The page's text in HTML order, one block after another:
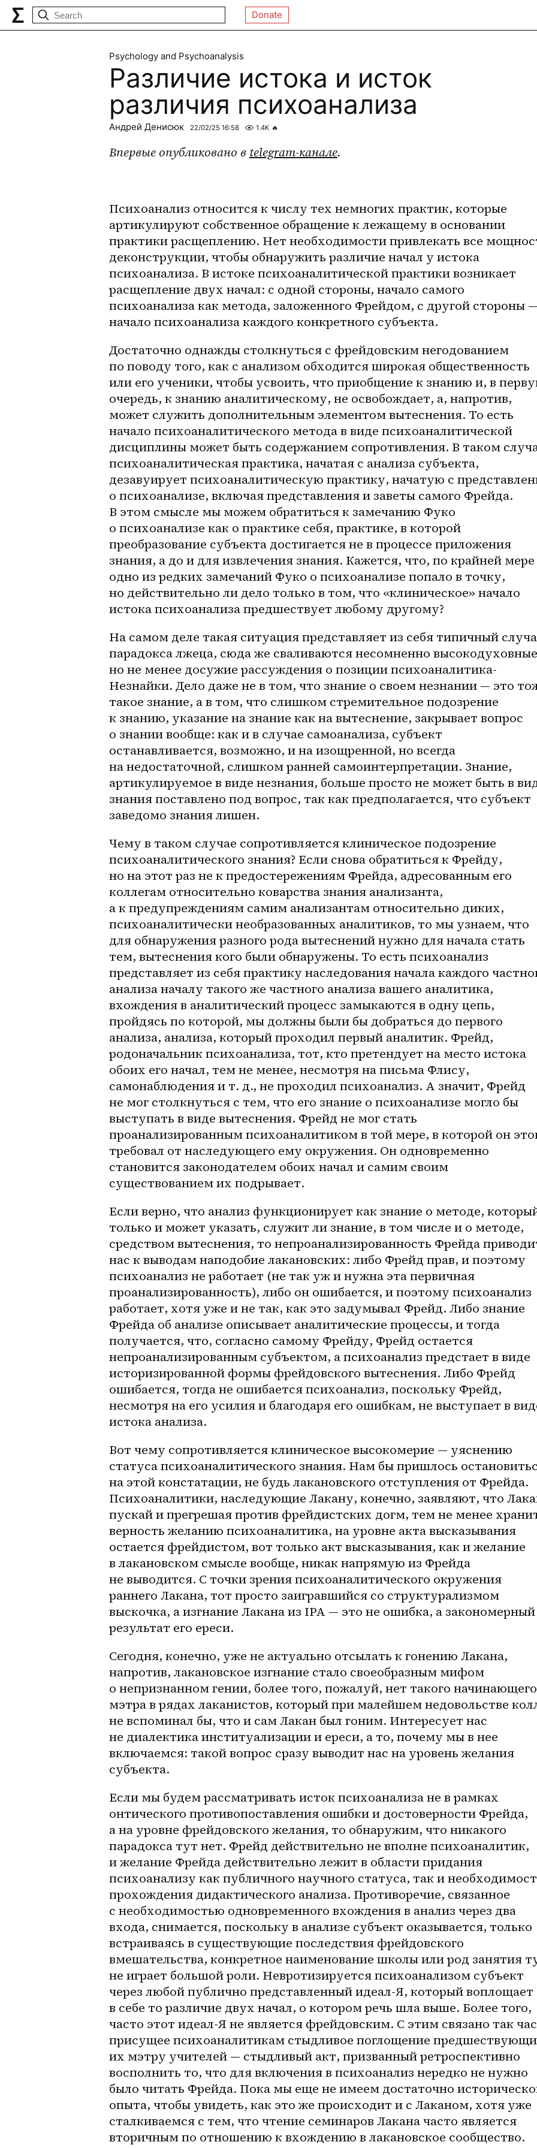
Donate
Psychology and Psychoanalysis
Различие истока и исток
различия психоанализа
Андрей Денисюк 22/02/25 16:58 1.4K 🔥
Впервые опубликовано в telegram-канале.
Психоанализ относится к числу тех немногих практик, которые
артикулируют собственное обращение к лежащему в основании
практики расщеплению. Нет необходимости привлекать все
деконструкции, чтобы обнаружить различие начал у истока
психоанализа. В истоке психоаналитической практики возникает
расщепление двух начал: с одной стороны, начало самого
психоанализа как метода, заложенного Фрейдом, с другой стороны
начало психоанализа каждого конкретного субъекта.
Достаточно однажды столкнуться с фрейдовским негодованием
по поводу того, как с анализом обходится широкая общественность
или его ученики, чтобы усвоить, что приобщение к знанию и, в
очередь, к знанию аналитическому, не освобождает, а, напротив,
может служить дополнительным элементом вытеснения. То есть
начало психоаналитического метода в виде психоаналитической
дисциплины может быть содержанием сопротивления. В таком
психоаналитическая практика, начатая с анализа субъекта,
дезавуирует психоаналитическую практику, начатую с
о психоанализе, включая представления и заветы самого Фрейда.
В этом смысле мы можем обратиться к замечанию Фуко
о психоанализе как о практике себя, практике, в которой
преобразование субъекта достигается не в процессе приложения
знания, а до и для извлечения знания. Кажется, что, по крайней мере
одно из редких замечаний Фуко о психоанализе попало в точку,
но действительно ли дело только в том, что «клиническое» начало
истока психоанализа предшествует любому другому?
На самом деле такая ситуация представляет из себя типичный
парадокса лжеца, сюда же сваливаются несомненно
но не менее досужие рассуждения о позиции психоаналитика-
Незнайки. Дело даже не в том, что знание о своем незнании — это
такое знание, а в том, что слишком стремительное подозрение
к знанию, указание на знание как на вытеснение, закрывает вопрос
о знании вообще: как и в случае самоанализа, субъект
останавливается, возможно, и на изощренной, но всегда
на недостаточной, слишком ранней самоинтерпретации. Знание,
артикулируемое в виде незнания, больше просто не может быть в
знания поставлено под вопрос, так как предполагается, что субъект
заведомо знания лишен.
Чему в таком случае сопротивляется клиническое подозрение
психоаналитического знания? Если снова обратиться к Фрейду,
но на этот раз не к предостережениям Фрейда, адресованным его
коллегам относительно коварства знания анализанта,
а к предупреждениям самим анализантам относительно диких,
психоаналитически необразованных аналитиков, то мы узнаем, что
для обнаружения разного рода вытеснений нужно для начала стать
тем, вытеснения кого были обнаружены. То есть психоанализ
представляет из себя практику наследования начала каждого
анализа началу такого же частного анализа вашего аналитика,
вхождения в аналитический процесс замыкаются в одну цепь,
пройдясь по которой, мы должны были бы добраться до первого
анализа, анализа, который проходил первый аналитик. Фрейд,
родоначальник психоанализа, тот, кто претендует на место истока
обоих его начал, тем не менее, несмотря на письма Флису,
самонаблюдения и т. д., не проходил психоанализ. А значит, Фрейд
не мог столкнуться с тем, что его знание о психоанализе могло бы
выступать в виде вытеснения. Фрейд не мог стать
проанализированным психоаналитиком в той мере, в которой он
требовал от наследующего ему окружения. Он одновременно
становится законодателем обоих начал и самим своим
существованием их подрывает.
Если верно, что анализ функционирует как знание о методе,
только и может указать, служит ли знание, в том числе и о методе,
средством вытеснения, то непроанализированность Фрейда
нас к выводам наподобие лакановских: либо Фрейд прав, и поэтому
психоанализ не работает (не так уж и нужна эта первичная
проанализированность), либо он ошибается, и поэтому психоанализ
работает, хотя уже и не так, как это задумывал Фрейд. Либо знание
Фрейда об анализе описывает аналитические процессы, и тогда
получается, что, согласно самому Фрейду, Фрейд остается
непроанализированным субъектом, а психоанализ предстает в виде
историзированной формы фрейдовского вытеснения. Либо Фрейд
ошибается, тогда не ошибается психоанализ, поскольку Фрейд,
несмотря на его усилия и благодаря его ошибкам, не выступает в
истока анализа.
Вот чему сопротивляется клиническое высокомерие — уяснению
статуса психоаналитического знания. Нам бы пришлось
на этой констатации, не будь лакановского отступления от Фрейда.
Психоаналитики, наследующие Лакану, конечно, заявляют, что
пускай и прегрешая против фрейдистских догм, тем не менее
верность желанию психоаналитика, на уровне акта высказывания
остается фрейдистом, вот только акт высказывания, как и желание
в лакановском смысле вообще, никак напрямую из Фрейда
не выводится. С точки зрения психоаналитического окружения
раннего Лакана, тот просто заигравшийся со структурализмом
выскочка, а изгнание Лакана из IPA — это не ошибка, а закономерный
результат его ереси.
Сегодня, конечно, уже не актуально отсылать к гонению Лакана,
напротив, лакановское изгнание стало своеобразным мифом
о непризнанном гении, более того, пожалуй, нет такого начинающего
мэтра в рядах лаканистов, который при малейшем недовольстве
не вспоминал бы, что и сам Лакан был гоним. Интересует нас
не диалектика институализации и ереси, а то, почему мы в нее
включаемся: такой вопрос сразу выводит нас на уровень желания
субъекта.
Если мы будем рассматривать исток психоанализа не в рамках
онтического противопоставления ошибки и достоверности Фрейда,
а на уровне фрейдовского желания, то обнаружим, что никакого
парадокса тут нет. Фрейд действительно не вполне психоаналитик,
и желание Фрейда действительно лежит в области придания
психоанализу как публичного научного статуса, так и
прохождения дидактического анализа. Противоречие, связанное
с необходимостью одновременного вхождения в анализ через два
входа, снимается, поскольку в анализе субъект оказывается, только
встраиваясь в существующие последствия фрейдовского
вмешательства, конкретное наименование школы или род занятия
не играет большой роли. Невротизируется психоанализом субъект
через любой публично представленный идеал-Я, который воплощает
в себе то различие двух начал, о котором речь шла выше. Более того,
часто этот идеал-Я не является фрейдовским. С этим связано так
присущее психоаналитикам стыдливое поглощение
их мэтру учителей — стыдливый акт, призванный ретроспективно
восполнить то, что для включения в психоанализ нередко не нужно
было читать Фрейда. Пока мы еще не имеем достаточно
опыта, чтобы увидеть, как это же происходит и с Лаканом, хотя уже
сталкиваемся с тем, что чтение семинаров Лакана часто является
вторичным по отношению к вхождению в лакановское сообщество.